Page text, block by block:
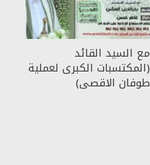
مع السيد القائد
(المكتسبات الكبرى لعملية
طوفان الاقصى)